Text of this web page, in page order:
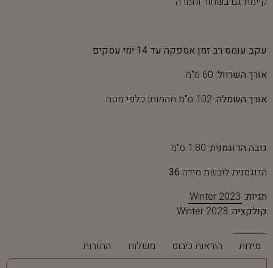
עקב עומס רב זמן אספקה עד 14 ימי עסקים
אורך השרוול: 60 ס"מ
אורך השמלה:
גובה הדוגמנית: 1.80 ס"מ
הדוגמנית לובשת מידה 36
תגיות: Winter 2023
קולקציה: Winter 2023
מידות הוראות כיבוס משלוח החזרות